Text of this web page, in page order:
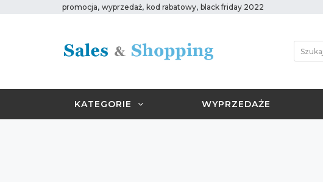
promocja, wyprzedaż, kod rabatowy, black friday 2022
KATEGORIE WYPRZEDAŻE